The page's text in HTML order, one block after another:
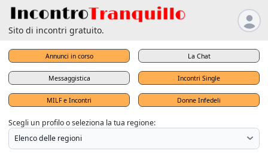
Sito di incontri gratuito.
Annunci in corso La Chat
Messaggistica Incontri Single
MILF e Incontri Donne Infedeli
Scegli un profilo o seleziona la tua regione: